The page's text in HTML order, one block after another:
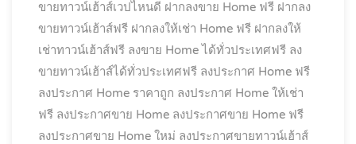
ขายทาวน์เฮ้าส์เวปไหนดี ฝากลงขาย Home ฟรี ฝากลง
ขายทาวน์เฮ้าส์ฟรี ฝากลงให้เช่า Home ฟรี ฝากลงให้
เช่าทาวน์เฮ้าส์ฟรี ลงขาย Home ได้ทั่วประเทศฟรี ลง
ขายทาวน์เฮ้าส์ได้ทั่วประเทศฟรี ลงประกาศ Home ฟรี
ลงประกาศ Home ราคาถูก ลงประกาศ Home ให้เช่า
ฟรี ลงประกาศขาย Home ลงประกาศขาย Home ฟรี
ลงประกาศขาย Home ใหม่ ลงประกาศขายทาวน์เฮ้าส์